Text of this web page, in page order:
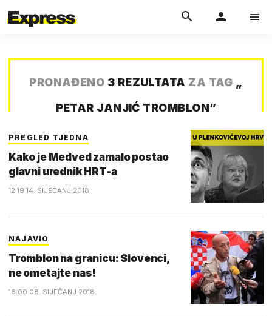
PRONAĐENO 3 REZULTATA ZA TAG „
PETAR JANJIĆ TROMBLON”
PREGLED TJEDNA
Kako je Medved zamalo postao
glavni urednik HRT-a
12:19 14. SIJEČANJ 2018.
NAJAVIO
Tromblon na granicu: Slovenci,
ne ometajte nas!
16:00 08. SIJEČANJ 2018.